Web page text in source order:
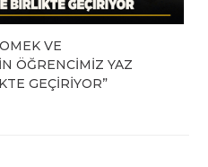
VE
ÖĞRENCİMİZ YAZ
GEÇİRİYOR”